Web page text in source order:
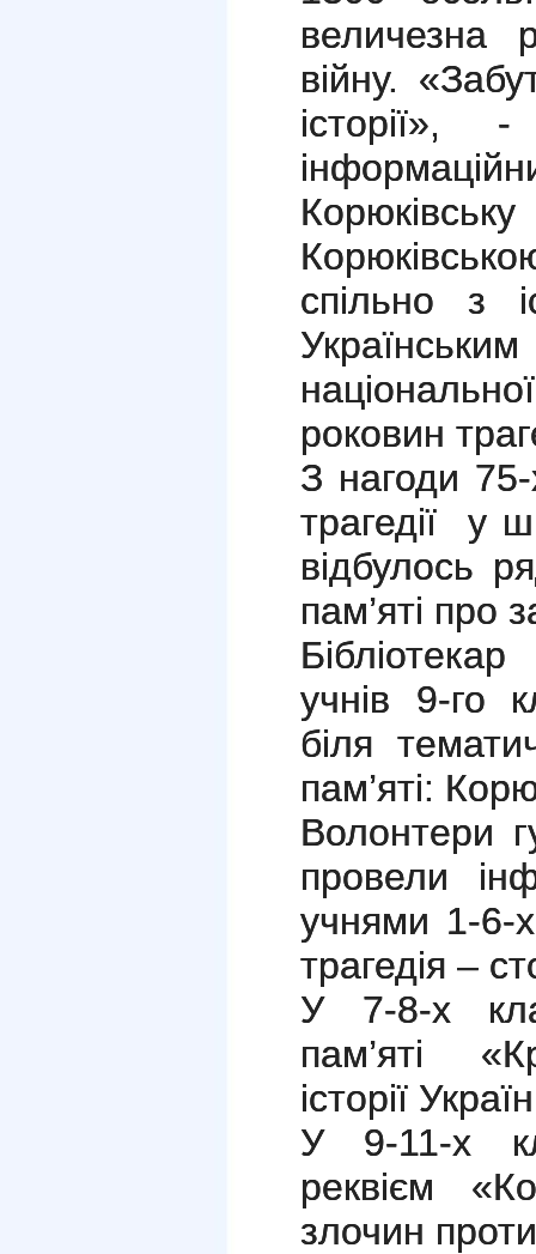
величезна
війну.
спільно з
роковин
З нагоди 75-
трагедії у
відбулось
пам’яті про
учнів 9-го
біля
пам’яті:
Волонтери
провели
учнями 1-6-
трагедія –
У 7-8-х
пам’яті
історії
У 9-11-х
реквієм
злочин